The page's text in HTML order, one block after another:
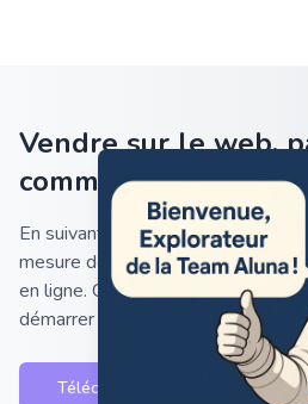
Vendre sur le web,
commencer ?
En suivant ces étapes clairement
mesure de créer votre business en
en ligne. Cette fiche condense les
démarrer votre projet.
Télécharger gratuitement